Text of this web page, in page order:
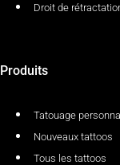
Droit de
Produits
Tatouage
Nouveaux tattoos
Tous les tattoos